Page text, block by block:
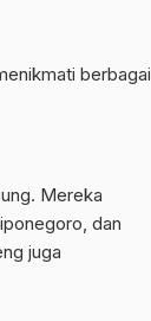
berbagai
Mereka
dan
juga